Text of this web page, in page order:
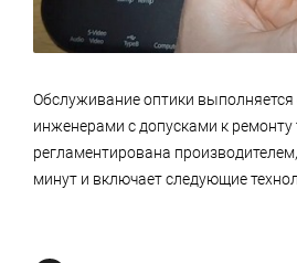
Обслуживание оптики
инженерами с допусками к ремонту
регламентирована
минут и включает следующие